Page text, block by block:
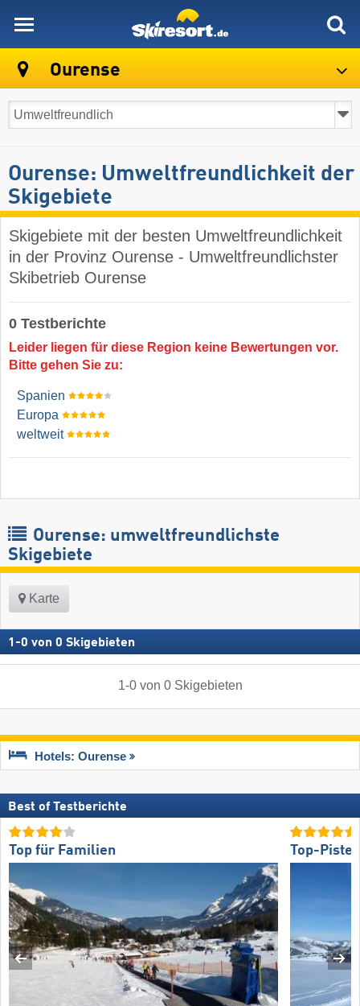
Ourense
Ourense: Umweltfreundlichkeit der
Skigebiete
Skigebiete mit der besten Umweltfreundlichkeit
in der Provinz Ourense - Umweltfreundlichster
Skibetrieb Ourense
0 Testberichte
Leider liegen für diese Region keine Bewertungen vor.
Bitte gehen Sie zu:
Spanien
Europa
weltweit
Ourense: umweltfreundlichste
Skigebiete
Karte
1 -0 von 0 Skigebieten
1-0von 0 Skigebieten
Hotels: Ourense
Best of Testberichte
Top für Familien Top-